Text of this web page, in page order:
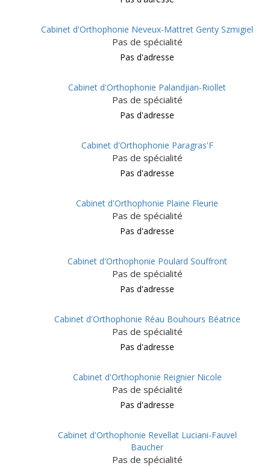
Cabinet d'Orthophonie Neveux-Mattret Genty Szmigiel
Pas de spécialité
Pas d'adresse
Cabinet d'Orthophonie Palandjian-Riollet
Pas de spécialité
Pas d'adresse
Cabinet d'Orthophonie Paragras'F
Pas de spécialité
Pas d'adresse
Cabinet d'Orthophonie Plaine Fleurie
Pas de spécialité
Pas d'adresse
Cabinet d'Orthophonie Poulard Souffront
Pas de spécialité
Pas d'adresse
Cabinet d'Orthophonie Réau Bouhours Béatrice
Pas de spécialité
Pas d'adresse
Cabinet d'Orthophonie Reignier Nicole
Pas de spécialité
Pas d'adresse
Cabinet d'Orthophonie Revellat Luciani-Fauvel
Baucher
Pas de spécialité